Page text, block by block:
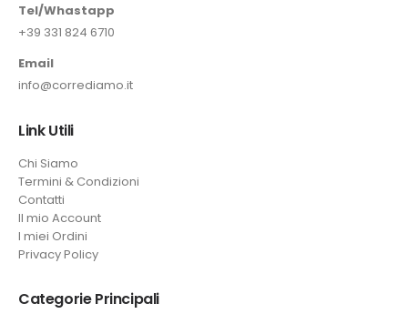
Tel/Whastapp
+39 331 824 6710
Email
info@corrediamo.it
Link Utili
Chi Siamo
Termini & Condizioni
Contatti
Il mio Account
I miei Ordini
Privacy Policy
Categorie Principali